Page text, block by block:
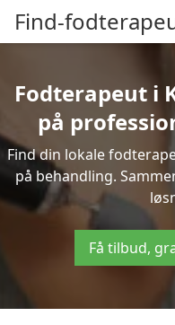
Find-
Fodterapeut i
på
Find din lokale
på behandling.
Få tilbud,